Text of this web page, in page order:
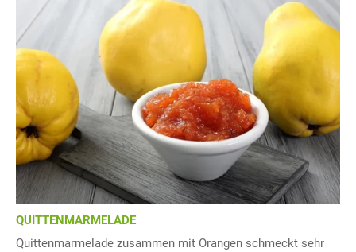
QUITTENMARMELADE
Quittenmarmelade zusammen mit Orangen schmeckt sehr